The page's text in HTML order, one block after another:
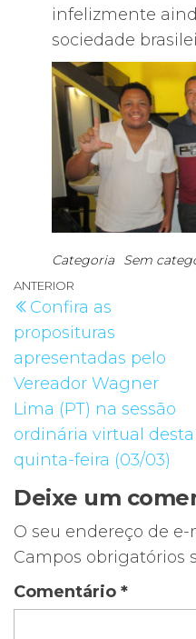
infelizmente
sociedade
Categoria Sem
Navegação
de
Post
Post
anterior
ANTERIOR
Confira as
proposituras
apresentadas pelo
Vereador Wagner
Lima (PT) na sessão
ordinária virtual desta
quinta-feira (03/03)
Deixe um
O seu endereço de
Campos obrigatórios
Comentário *